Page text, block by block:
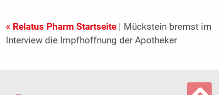
« Relatus Pharm Startseite| Mückstein bremst im
Interview die Impfhoffnung der Apotheker